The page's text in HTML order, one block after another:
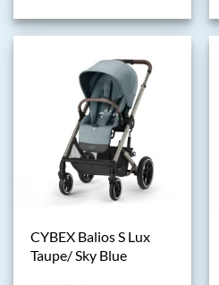
CYBEX Balios S Lux
Taupe/ Sky Blue